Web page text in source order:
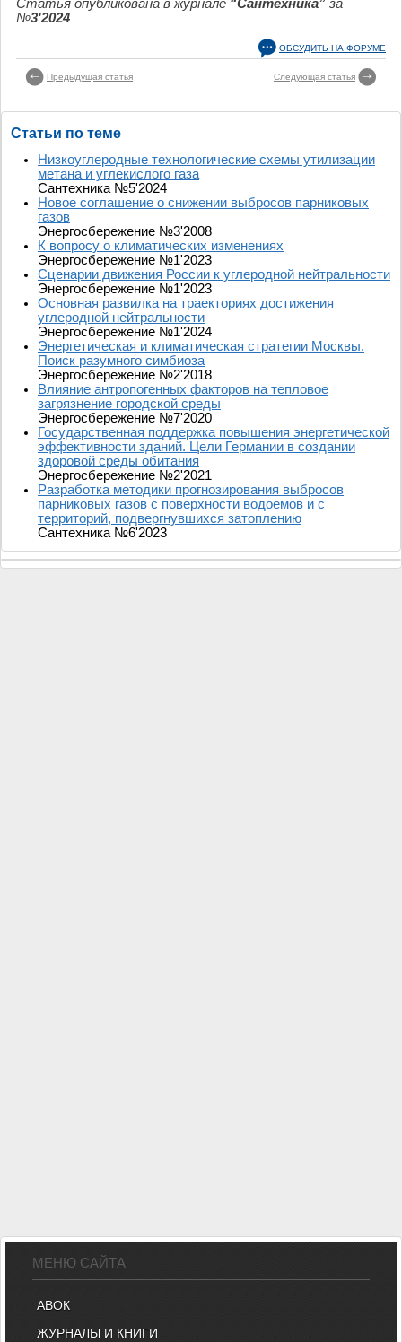
Статья опубликована в журнале “Сантехника” за
№3'2024
ОБСУДИТЬ НА ФОРУМЕ
Предыдущая статья Следующая статья
Статьи по теме
Низкоуглеродные технологические схемы утилизации
метана и углекислого газа
Сантехника №5'2024
Новое соглашение о снижении выбросов парниковых
газов
Энергосбережение №3'2008
К вопросу о климатических изменениях
Энергосбережение №1'2023
Сценарии движения России к углеродной нейтральности
Энергосбережение №1'2023
Основная развилка на траекториях достижения
углеродной нейтральности
Энергосбережение №1'2024
Энергетическая и климатическая стратегии Москвы.
Поиск разумного симбиоза
Энергосбережение №2'2018
Влияние антропогенных факторов на тепловое
загрязнение городской среды
Энергосбережение №7'2020
Государственная поддержка повышения энергетической
эффективности зданий. Цели Германии в создании
здоровой среды обитания
Энергосбережение №2'2021
Разработка методики прогнозирования выбросов
парниковых газов с поверхности водоемов и с
территорий, подвергнувшихся затоплению
Сантехника №6'2023
МЕНЮ САЙТА
АВОК
ЖУРНАЛЫ И КНИГИ